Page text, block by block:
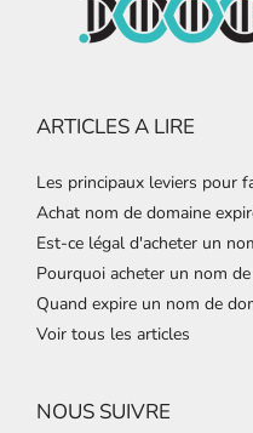
ARTICLES A LIRE
Les principaux leviers pour
Achat nom de domaine
Est-ce légal d'acheter un
Pourquoi acheter un nom
Quand expire un nom de
Voir tous les articles
NOUS SUIVRE